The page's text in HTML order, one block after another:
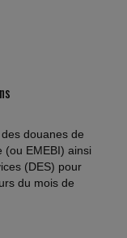
douanes de
(ou EMEBI) ainsi
(DES) pour
du mois de